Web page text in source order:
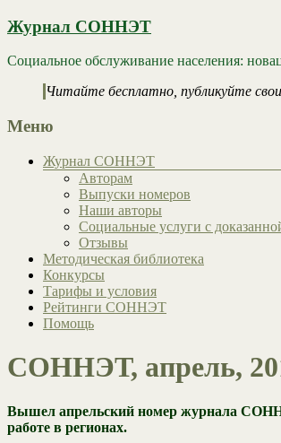
Журнал СОННЭТ
Социальное обслуживание населения:
Читайте бесплатно, публикуйте
Меню
Журнал СОННЭТ
Авторам
Выпуски номеров
Наши авторы
Социальные услуги с
Отзывы
Методическая библиотека
Конкурсы
Тарифы и условия
Рейтинги СОННЭТ
Помощь
СОННЭТ, апрель,
Вышел апрельский номер журнала
работе в регионах.